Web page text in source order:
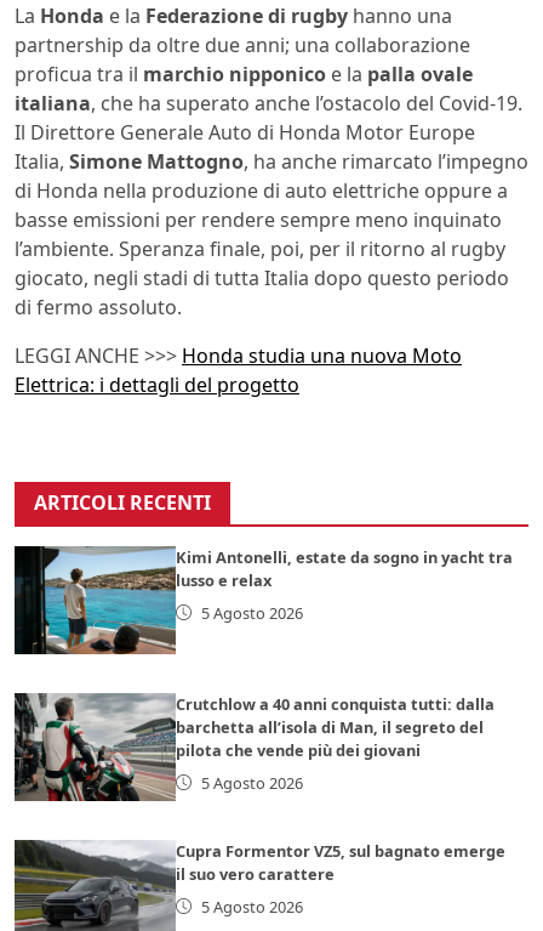
La Honda e la Federazione di rugby hanno una
partnership da oltre due anni; una collaborazione
proficua tra il marchio nipponico e la palla ovale
italiana, che ha superato anche l’ostacolo del Covid-19.
Il Direttore Generale Auto di Honda Motor Europe
Italia, Simone Mattogno, ha anche rimarcato l’impegno
di Honda nella produzione di auto elettriche oppure a
basse emissioni per rendere sempre meno inquinato
l’ambiente. Speranza finale, poi, per il ritorno al rugby
giocato, negli stadi di tutta Italia dopo questo periodo
di fermo assoluto.
LEGGI ANCHE >>> Honda studia una nuova Moto
Elettrica: i dettagli del progetto
ARTICOLI RECENTI
Kimi Antonelli, estate da sogno in yacht tra
lusso e relax
5 Agosto 2026
Crutchlow a 40 anni conquista tutti: dalla
barchetta all’isola di Man, il segreto del
pilota che vende più dei giovani
5 Agosto 2026
Cupra Formentor VZ5, sul bagnato emerge
il suo vero carattere
5 Agosto 2026